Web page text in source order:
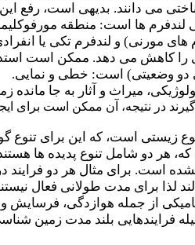
می دانند. بدیهی است، رفع
ها است: منطقه
مورنی) و لندفرم تکی یا
کاهش می دهد. ممکن است
دو وضعیتی) است: خطی و نمایی.
میراث و آثار به جا مانده
در نتیجه، آن ممکن است برای
زیستی است، که این برای
هر دو شامل تنوع پدیده ها
است. برای مثال هر دو فرایند
یا جانوری 10ها تا 100ها سال حداکثر فعالند
از جمله هوازدگی، فرسایش
بلند مدت زمین